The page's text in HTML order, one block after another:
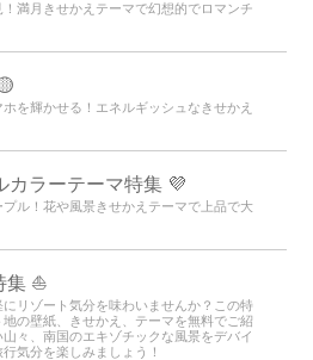
満月きせかえテーマで幻想的でロマンチ
を輝かせる！エネルギッシュなきせかえ
カラーテーマ特集 💜
ル！花や風景きせかえテーマで上品で大
集 ⛵
リゾート気分を味わいませんか？この特
の壁紙、きせかえ、テーマを無料でご紹
々、南国のエキゾチックな風景をデバイ
気分を楽しみましょう！